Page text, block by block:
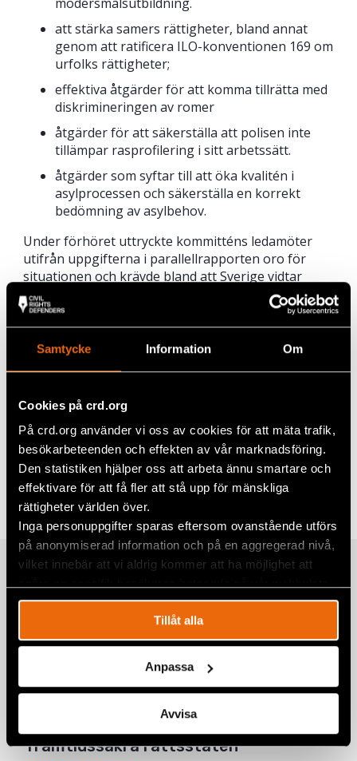
Samtycke Information Om
Cookies på crd.org
På crd.org använder vi oss av cookies för att mäta trafik,
besökarbeteenden och effekten av vår marknadsföring.
Den statistiken hjälper oss att arbeta ännu smartare och
effektivare för att få fler att stå upp för mänskliga
rättigheter världen över.
Inga personuppgifter sparas eftersom ovanstående utförs
på anonymiserad information och på en aggregerad nivå,
vilket innebär att vi aldrig kommer att ha möjlighet att
Tillåt alla
Anpassa
Avvisa
att stärka samers rättigheter, bland annat
genom att ratificera ILO-konventionen 169 om
urfolks rättigheter;
effektiva åtgärder för att komma tillrätta med
diskrimineringen av romer
åtgärder för att säkerställa att polisen inte
tillämpar rasprofilering i sitt arbetssätt.
åtgärder som syftar till att öka kvalitén i
asylprocessen och säkerställa en korrekt
bedömning av asylbehov.
Under förhöret uttryckte kommitténs ledamöter
utifrån uppgifterna i parallellrapporten oro för
situationen och krävde bland att Sverige vidtar
åtgärder för att motverka rasistisk propaganda och
hatbrott och för att säkerställa att fler
diskrimineringsfall prövas i domstol.
Sveriges rapport
Dela
Facebook
Google+
TaggarSverige
Relaterade artiklar
”Jag var fem år gammal när pappa
kom hem och sa att vi måste fly.”
NYHETER,SVERIGE 10 juli 2026
framtidssäkra rättsstaten